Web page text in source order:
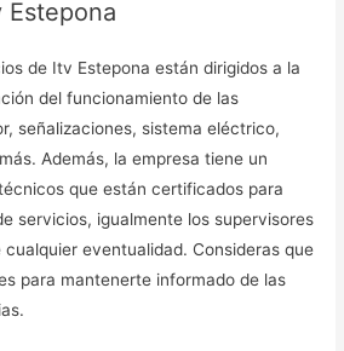
Estepona
de Itv Estepona están dirigidos a la
del funcionamiento de las
señalizaciones, sistema eléctrico,
Además, la empresa tiene un
que están certificados para
servicios, igualmente los supervisores
eventualidad. Consideras que
para mantenerte informado de las